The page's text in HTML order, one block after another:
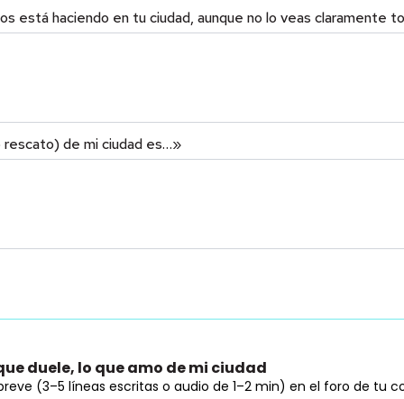
está haciendo en tu ciudad, aunque no lo veas claramente
rescato) de mi ciudad es…»
duele, lo que amo de mi ciudad
(3–5 líneas escritas o audio de 1–2 min) en el foro de tu